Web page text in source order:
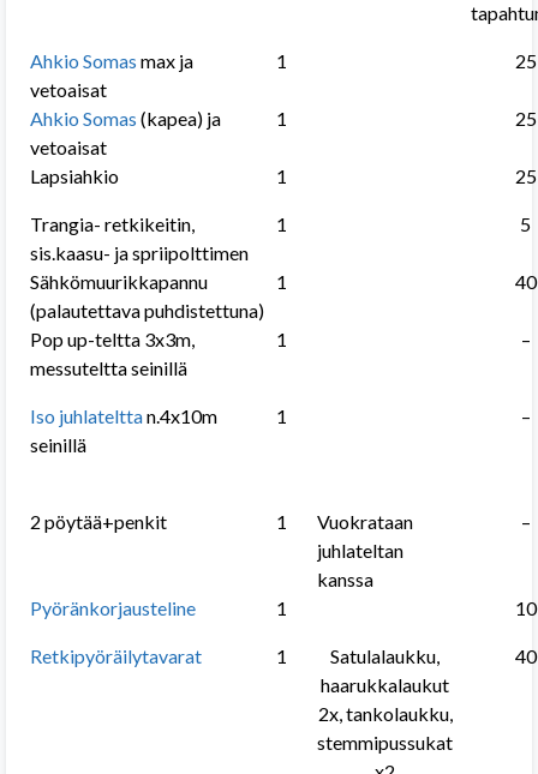
Ahkio Somas max ja
vetoaisat
1 25
Ahkio Somas (kapea) ja
vetoaisat
1 25
Lapsiahkio 1 25
Trangia- retkikeitin,
sis.kaasu- ja spriipolttimen
1 5
Sähkömuurikkapannu
(palautettava puhdistettuna)
1 40
Pop up-teltta 3x3m,
messuteltta seinillä
1 –
Iso juhlatelttan.4x10m
seinillä
1 –
2 pöytää+penkit 1
Vuokrataan
juhlateltan
kanssa
–
Pyöränkorjausteline 1 10
Retkipyöräilytavarat 1
Satulalaukku,
haarukkalaukut
2x, tankolaukku,
stemmipussukat
40